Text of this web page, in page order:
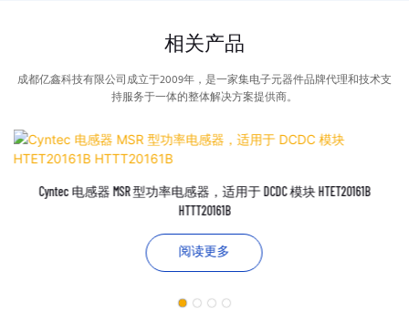
相关产品
成都亿鑫科技有限公司成立于2009年，是一家集电子元器件品牌代理和技术支
持服务于一体的整体解决方案提供商。
Cyntec 电感器 MSR 型功率电感器，适用于 DCDC 模块 HTET20161B
HTTT20161B
阅读更多